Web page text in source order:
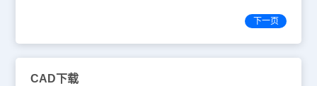
下一页
CAD下载